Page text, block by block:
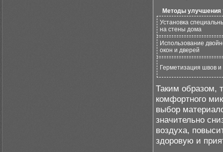
Методы улучшения
Установка
на стены дома
Использование
окон и дверей
Герметизация швов
Таким образом,
комфортного
выбор
значительно
воздуха,
здоровую и